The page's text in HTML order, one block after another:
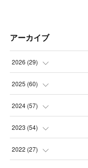
アーカイブ
2026 (29)
(5
(3
(7
(6
2025 (60)
(3
(3
(3
2024 (57)
(4
(5
2023 (54)
(6
2022 (27)